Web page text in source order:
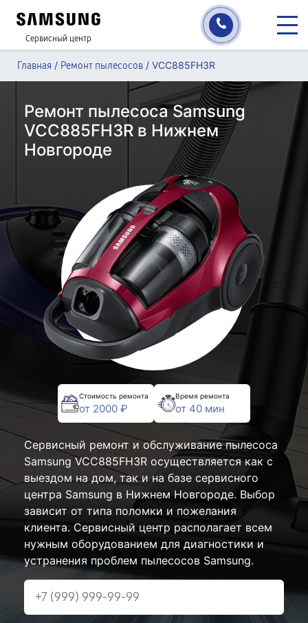
Сервисный центр
Главная / Ремонт пылесосов / VCC885FH3R
Ремонт пылесоса Samsung
VCC885FH3R в Нижнем
Новгороде
Стоимость ремонта
от 2000 ₽
Время ремонта
от 40 мин
Сервисный ремонт и обслуживание пылесоса
Samsung VCC885FH3R осуществляется как с
выездом на дом, так и на базе сервисного
центра Samsung в Нижнем Новгороде. Выбор
зависит от типа поломки и пожелания
клиента. Сервисный центр располагает всем
нужным оборудованием для диагностики и
устранения проблем пылесосов Samsung.